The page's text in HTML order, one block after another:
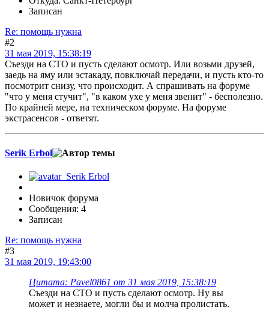
Записан
Re: помощь нужна
#2
31 мая 2019, 15:38:19
Съезди на СТО и пусть сделают осмотр. Или возьми друзей,
заедь на яму или эстакаду, повключай передачи, и пусть кто-то
посмотрит снизу, что происходит. А спрашивать на форуме
"что у меня стучит", "в каком ухе у меня звенит" - бесполезно.
По крайней мере, на техническом форуме. На форуме
экстрасенсов - ответят.
Serik Erbol
Новичок форума
Сообщения: 4
Записан
Re: помощь нужна
#3
31 мая 2019, 19:43:00
Цитата: Pavel0861 от 31 мая 2019, 15:38:19
Съезди на СТО и пусть сделают осмотр. Ну вы
может и незнаете, могли бы и молча пролистать.